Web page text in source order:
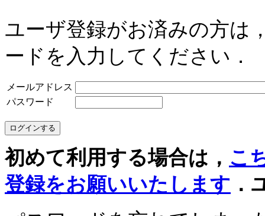
ユーザ登録がお済みの方は
ードを入力してください．
メールアドレス
パスワード
初めて利用する場合は， こ
登録をお願いいたします ．